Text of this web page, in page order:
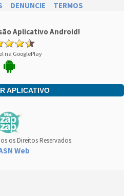
DENUNCIE TERMOS
Aplicativo Android!
na GooglePlay
APLICATIVO
os Direitos Reservados.
Web